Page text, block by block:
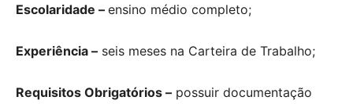
Escolaridade – ensino médio completo;
Experiência – seis meses na Carteira de Trabalho;
Requisitos Obrigatórios – possuir documentação